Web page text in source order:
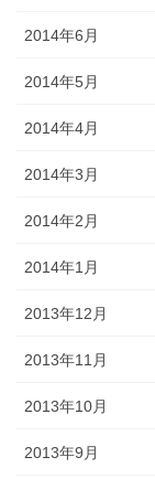
2014年6月
2014年5月
2014年4月
2014年3月
2014年2月
2014年1月
2013年12月
2013年11月
2013年10月
2013年9月